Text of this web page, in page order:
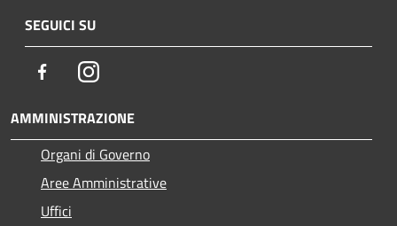
SEGUICI SU
FacebookInstagram
AMMINISTRAZIONE
Organi di Governo
Aree Amministrative
Uffici